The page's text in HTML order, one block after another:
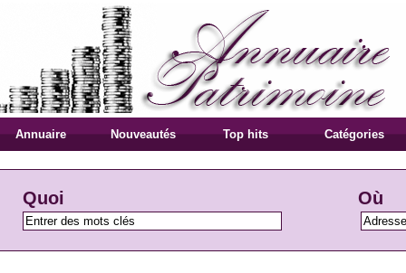
Annuaire Nouveautés Top hits Catégories
Quoi Où